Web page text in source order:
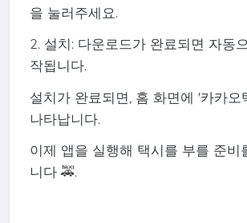
을 눌러주세요.
2. 설치: 다운로드가 완료되면 자동
작됩니다.
설치가 완료되면, 홈 화면에 '카카오
나타납니다.
이제 앱을 실행해 택시를 부를 준비
니다 🚕.